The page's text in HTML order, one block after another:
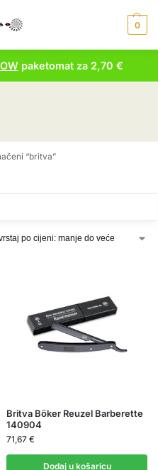
0
paketomat za 2,70 €
“britva”
Britva Böker Reuzel Barberette
140904
71,67 €
Dodaj u košaricu